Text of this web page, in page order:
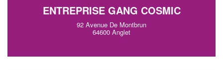
ENTREPRISE GANG COSMIC
92 Avenue De Montbrun
64600 Anglet